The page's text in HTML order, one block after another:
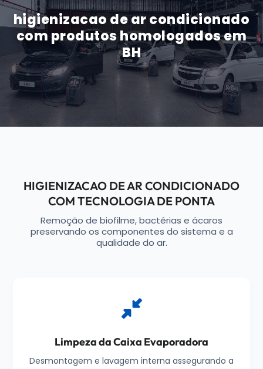
higienizacao de ar condicionado
com produtos homologados em
BH
HIGIENIZACAO DE AR CONDICIONADO
COM TECNOLOGIA DE PONTA
Remoção de biofilme, bactérias e ácaros
preservando os componentes do sistema e a
qualidade do ar.
Limpeza da Caixa Evaporadora
Desmontagem e lavagem interna assegurando a